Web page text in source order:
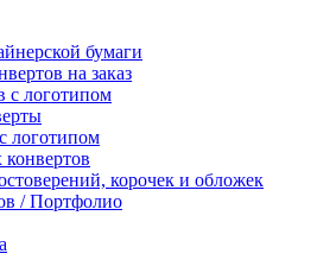
бумаги
на заказ
с логотипом
логотипом
корочек и обложек
/ Портфолио